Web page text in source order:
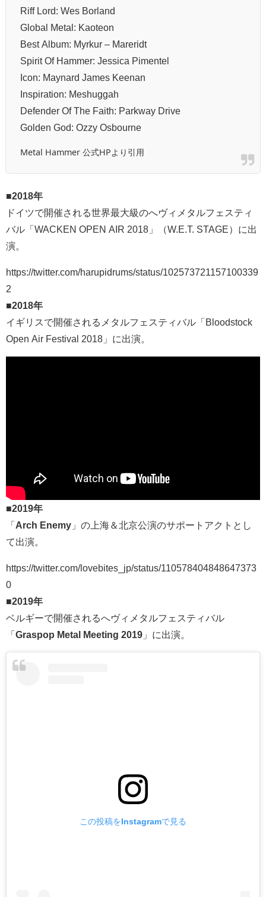
Riff Lord: Wes Borland
Global Metal: Kaoteon
Best Album: Myrkur – Mareridt
Spirit Of Hammer: Jessica Pimentel
Icon: Maynard James Keenan
Inspiration: Meshuggah
Defender Of The Faith: Parkway Drive
Golden God: Ozzy Osbourne
Metal Hammer 公式HPより引用
■2018年
ドイツで開催される世界最大級のへヴィメタルフェスティ
バル「WACKEN OPEN AIR 2018」（W.E.T. STAGE）に出
演。
https://twitter.com/harupidrums/status/102573721157100339
2
■2018年
イギリスで開催されるメタルフェスティバル「Bloodstock
Open Air Festival 2018」に出演。
■2019年
「Arch Enemy 」の上海＆北京公演のサポートアクトとし
て出演。
https://twitter.com/lovebites_jp/status/110578404848647373
0
■2019年
ベルギーで開催されるへヴィメタルフェスティバル
「Graspop Metal Meeting 2019 」に出演。
この投稿をInstagramで見る